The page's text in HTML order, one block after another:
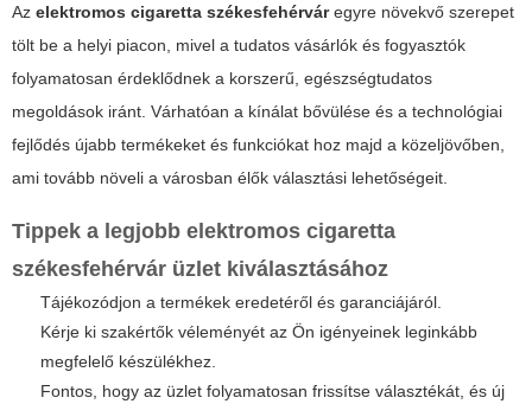
Az elektromos cigaretta székesfehérváregyre növekvő szerepet
tölt be a helyi piacon, mivel a tudatos vásárlók és fogyasztók
folyamatosan érdeklődnek a korszerű, egészségtudatos
megoldások iránt. Várhatóan a kínálat bővülése és a technológiai
fejlődés újabb termékeket és funkciókat hoz majd a közeljövőben,
ami tovább növeli a városban élők választási lehetőségeit.
Tippek a legjobb elektromos cigaretta
székesfehérvár üzlet kiválasztásához
Tájékozódjon a termékek eredetéről és garanciájáról.
Kérje ki szakértők véleményét az Ön igényeinek leginkább
megfelelő készülékhez.
Fontos, hogy az üzlet folyamatosan frissítse választékát, és új